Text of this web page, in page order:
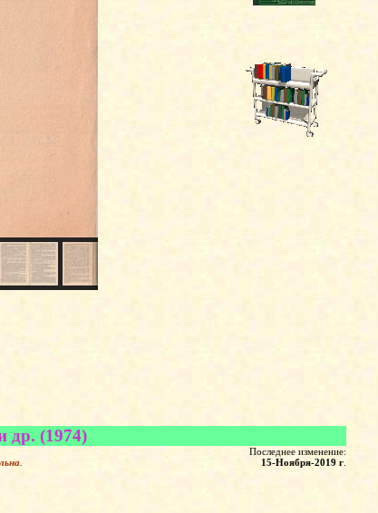
др. (1974)
Последнее изменение:
15-Ноября-2019 г